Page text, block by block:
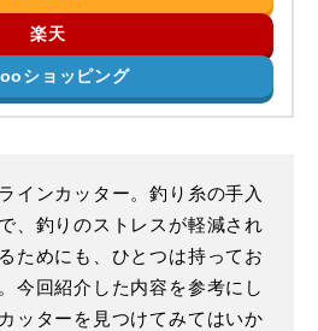
楽天
ショッピング
インカッター。釣り糸の手入
、釣りのストレスが軽減され
ためにも、ひとつは持ってお
今回紹介した内容を参考にし
ッターを見つけてみてはいか